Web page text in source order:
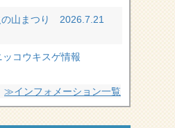
山まつり 2026.7.21
コウキスゲ情報
≫インフォメーション一覧